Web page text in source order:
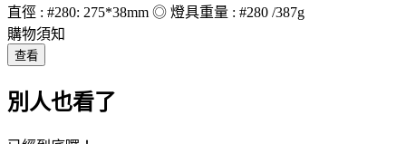
直徑 : #280: 275*38mm ◎ 燈具重量 : #280 /387g
購物須知
查看
別人也看了